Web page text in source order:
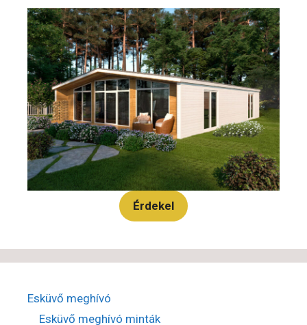
Érdekel
Esküvő meghívó
Esküvő meghívó minták